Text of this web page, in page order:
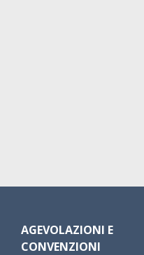
AGEVOLAZIONI E
CONVENZIONI